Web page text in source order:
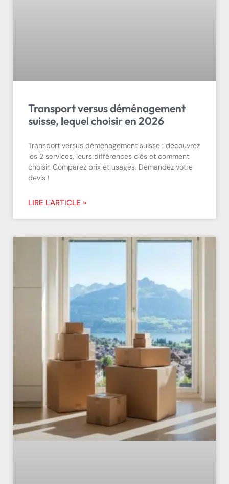
Transport versus déménagement
suisse, lequel choisir en 2026
Transport versus déménagement suisse : découvrez
les 2 services, leurs différences clés et comment
choisir. Comparez prix et usages. Demandez votre
devis !
LIRE L'ARTICLE »